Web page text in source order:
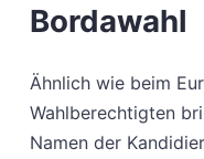
Bordawahl
Ähnlich wie beim
Wahlberechtigten
Namen der